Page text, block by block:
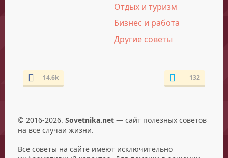
Отдых и туризм
Бизнес и работа
Другие советы
14.6k 132
© 2016-2026. Sovetnika.net— сайт полезных советов
на все случаи жизни.
Все советы на сайте имеют исключительно